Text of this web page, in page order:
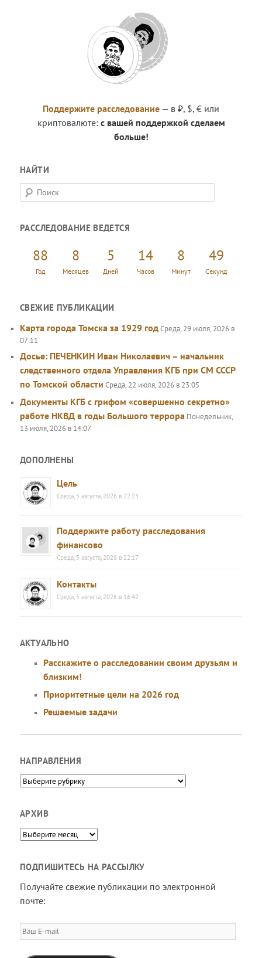
Поддержите расследование — в ₽, $, € или
криптовалюте: с вашей поддержкой сделаем
больше!
НАЙТИ
П
о
с
РАССЛЕДОВАНИЕ ВЕДЕТСЯ
88
Год
8
Месяцев
5
Дней
14
Часов
8
Минут
49
Секунд
СВЕЖИЕ ПУБЛИКАЦИИ
Карта города Томска за 1929 годСреда, 29 июля, 2026 в
07:11
Досье: ПЕЧЕНКИН Иван Николаевич – начальник
следственного отдела Управления КГБ при СМ СССР
по Томской области Среда, 22 июля, 2026 в 23:05
Документы КГБ с грифом «совершенно секретно»
работе НКВД в годы Большого террора Понедельник,
13 июля, 2026 в 14:07
ДОПОЛНЕНЫ
Цель
Среда, 5 августа, 2026 в 22:23
Поддержите работу расследования
финансово
Среда, 5 августа, 2026 в 22:17
Контакты
Среда, 5 августа, 2026 в 16:42
АКТУАЛЬНО
Расскажите о расследовании своим друзьям и
близким!
Приоритетные цели на 2026 год
Решаемые задачи
НАПРАВЛЕНИЯ
Направления
АРХИВ
Архив
ПОДПИШИТЕСЬ НА РАССЫЛКУ
Получайте свежие публикации по электронной
почте:
Ваш
E-